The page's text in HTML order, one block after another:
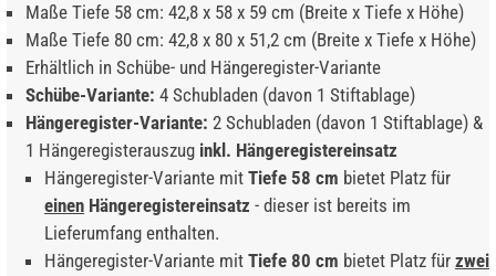
Maße Tiefe 58 cm: 42,8 x 58 x 59 cm (Breite x Tiefe x Höhe)
Maße Tiefe 80 cm: 42,8 x 80 x 51,2 cm (Breite x Tiefe x Höhe)
Erhältlich in Schübe- und Hängeregister-Variante
Schübe-Variante: 4 Schubladen (davon 1 Stiftablage)
Hängeregister-Variante: 2 Schubladen (davon 1 Stiftablage) &
1 Hängeregisterauszug inkl. Hängeregistereinsatz
Hängeregister-Variante mit Tiefe 58 cm bietet Platz für
einen Hängeregistereinsatz - dieser ist bereits im
Lieferumfang enthalten.
Hängeregister-Variante mit Tiefe 80 cm bietet Platz für zwei